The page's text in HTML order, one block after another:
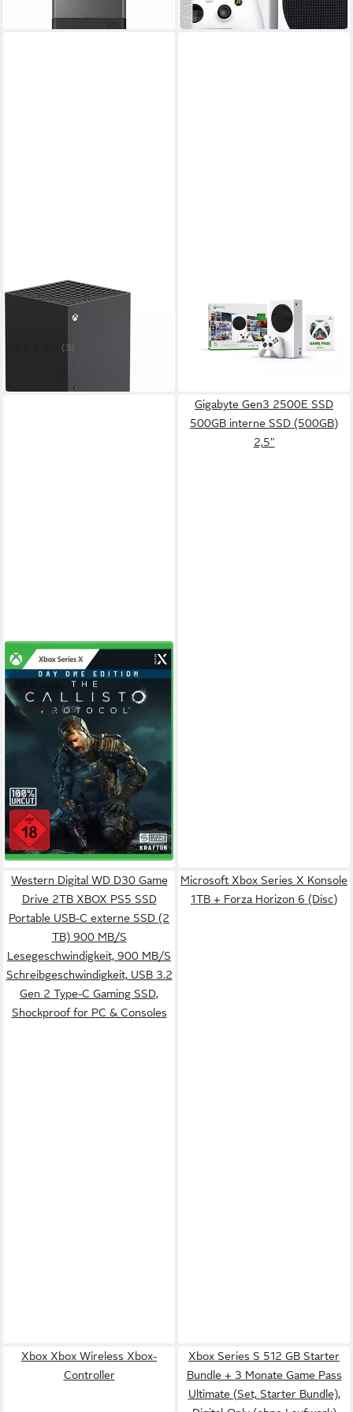
in 5-6 Werktagen bei dir
MICROSOFT
(3)
Series S (500 GB) + 3M Xbox
Game Pass Ultimate
590,00 €
in 9-11 Werktagen bei dir
SKYBOUND GAMES
XS The Callisto Protocol Day
(29)
ab 9,47 € UVP
in 2-3 Werktagen bei dir
Gigabyte Gen3 2500E SSD
500GB interne SSD (500GB)
2,5"
Western Digital WD D30 Game
Drive 2TB XBOX PS5 SSD
Portable USB-C externe SSD (2
TB) 900 MB/S
Lesegeschwindigkeit, 900 MB/S
Schreibgeschwindigkeit, USB 3.2
Gen 2 Type-C Gaming SSD,
Shockproof for PC & Consoles
Microsoft Xbox Series X Konsole
1TB + Forza Horizon 6 (Disc)
Xbox Xbox Wireless Xbox-
Controller
Xbox Series S 512 GB Starter
Bundle + 3 Monate Game Pass
Ultimate (Set, Starter Bundle),